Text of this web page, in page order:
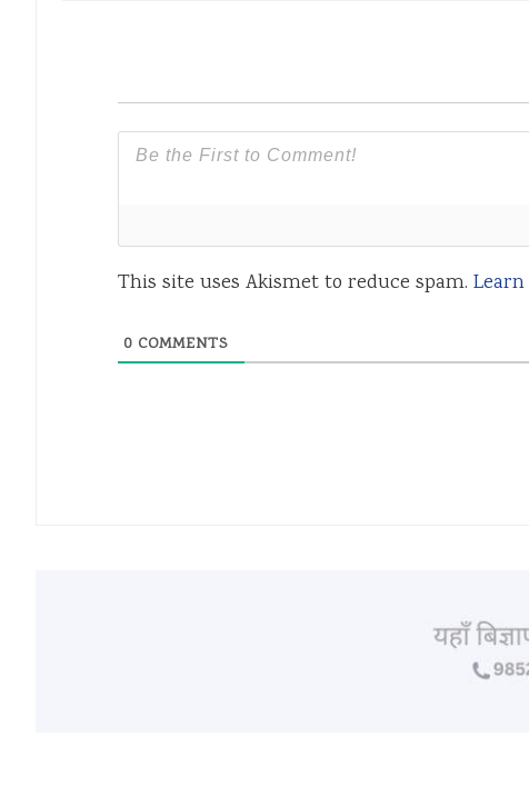
This site uses Akismet to reduce spam.
0 COMMENTS